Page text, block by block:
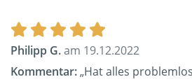
Philipp G.am 19.12.2022
Kommentar:„Hat alles